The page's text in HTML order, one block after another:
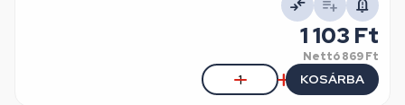
1 103 Ft
Nettó869 Ft
KOSÁRBA